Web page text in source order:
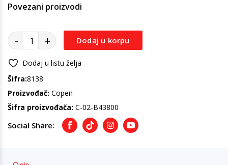
Povezani proizvodi
- + Dodaj u korpu
Dodaj u listu želja
Šifra:8138
Proizvođač: Copen
Šifra proizvođača: C-02-B43800
Social Share: FacebookTikTokInstagramYoutube